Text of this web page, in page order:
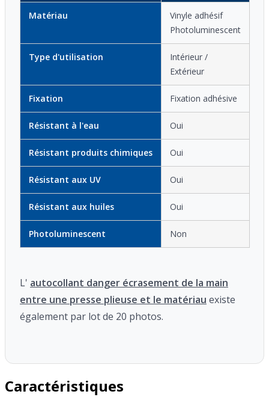
Matériau
Vinyle adhésif
Photoluminescent
Type d'utilisation
Intérieur /
Extérieur
Fixation Fixation adhésive
Résistant à l'eau Oui
Résistant produits chimiques Oui
Résistant aux UV Oui
Résistant aux huiles Oui
Photoluminescent Non
L' autocollant danger écrasement de la main
entre une presse plieuse et le matériau existe
également par lot de 20 photos.
Caractéristiques